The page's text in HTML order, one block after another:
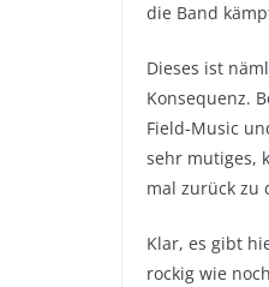
die Band
Dieses ist
Konsequenz.
Field-Music
sehr mutiges,
mal zurück zu
Klar, es gibt
rockig wie